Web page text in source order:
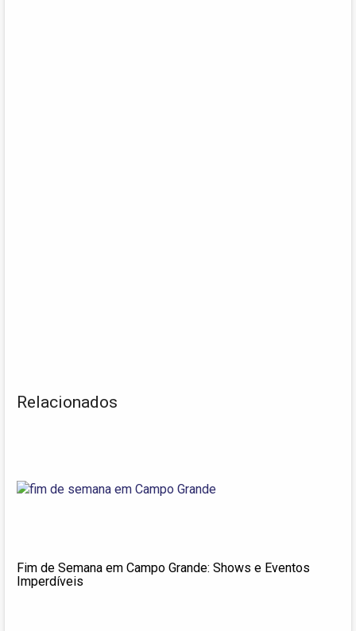
Relacionados
Fim de Semana em Campo Grande: Shows e Eventos
Imperdíveis